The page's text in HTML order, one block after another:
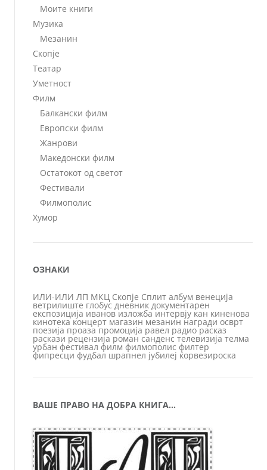
Моите книги
Музика
Мезанин
Скопје
Театар
Уметност
Филм
Балкански филм
Европски филм
Жанрови
Македонски филм
Остатокот од светот
Фестивали
Филмополис
Хумор
ОЗНАКИ
ИЛИ-ИЛИ ЛП МКЦ Скопје Сплит албум венеција
ветрилиште глобус дневник документарен
експозиција иванов изложба интервју кан киненова
кинотека концерт магазин мезанин награди осврт
поезија проаза промоција равел радио расказ
раскази рецензија роман санденс телевизија телма
урбан фестивал филм филмополис филтер
фипресци фудбал шрапнел јубилеј ќорвезироска
ВАШЕ ПРАВО НА ДОБРА КНИГА…